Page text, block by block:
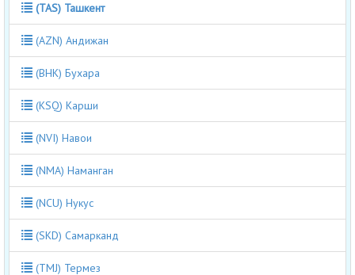
(TAS) Ташкент
(AZN) Андижан
(BHK) Бухара
(KSQ) Карши
(NVI) Навои
(NMA) Наманган
(NCU) Нукус
(SKD) Самарканд
(TMJ) Термез